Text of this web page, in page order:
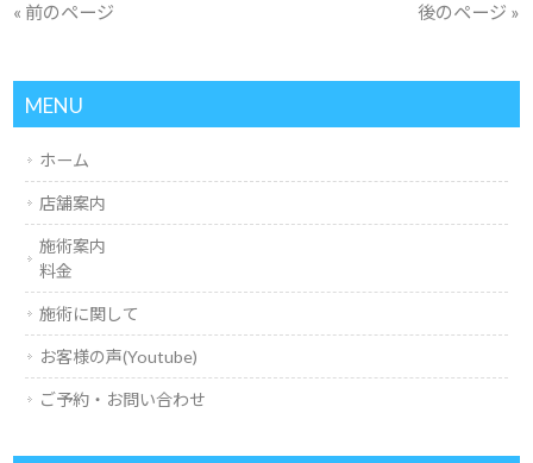
« 前のページ 後のページ »
MENU
ホーム
店舗案内
施術案内
料金
施術に関して
お客様の声(Youtube)
ご予約・お問い合わせ